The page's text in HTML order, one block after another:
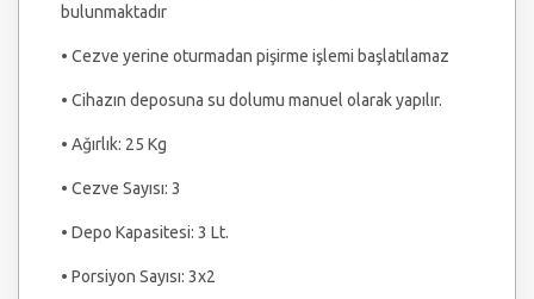
bulunmaktadır
• Cezve yerine oturmadan pişirme işlemi başlatılamaz
• Cihazın deposuna su dolumu manuel olarak yapılır.
• Ağırlık: 25 Kg
• Cezve Sayısı: 3
• Depo Kapasitesi: 3 Lt.
• Porsiyon Sayısı: 3x2